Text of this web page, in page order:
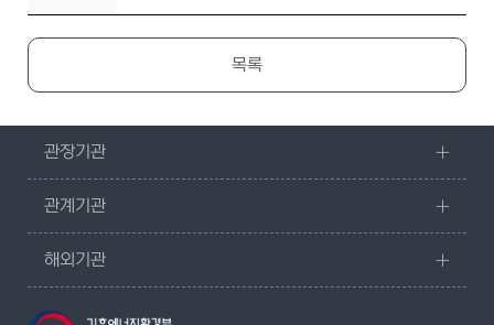
목록
관장기관
관계기관
해외기관